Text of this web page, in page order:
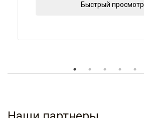
Быстрый просмотр